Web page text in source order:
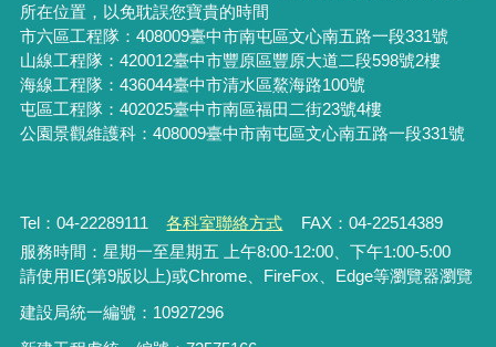
所在位置，以免耽誤您寶貴的時間
市六區工程隊：408009臺中市南屯區文心南五路一段331號
山線工程隊：420012臺中市豐原區豐原大道二段598號2樓
海線工程隊：436044臺中市清水區鰲海路100號
屯區工程隊：402025臺中市南區福田二街23號4樓
公園景觀維護科：408009臺中市南屯區文心南五路一段331號
Tel：04-22289111 各科室聯絡方式
FAX：04-22514389
服務時間：星期一至星期五 上午8:00-12:00、下午1:00-5:00
請使用IE(第9版以上)或Chrome、FireFox、Edge等瀏覽器瀏覽
建設局統一編號：10927296